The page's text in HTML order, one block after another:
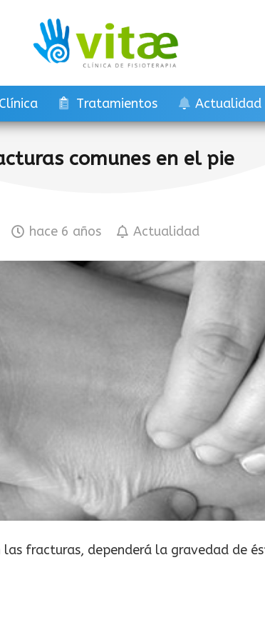
Tratamientos Actualidad
comunes en el pie
hace 6 años Actualidad
fracturas, dependerá la gravedad de